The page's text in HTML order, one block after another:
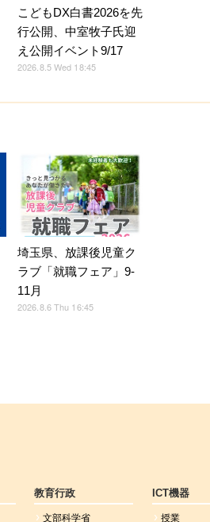
こどもDX白書2026を先
行公開、中室牧子氏迎
え公開イベント9/17
2026.8.5 Wed 18:45
埼玉県、放課後児童ク
ラブ「就職フェア」9-
11月
2026.8.6 Thu 16:45
教育行政
文部科学省
ICT機器
授業